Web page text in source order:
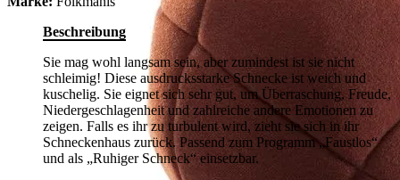
Beschreibung
Sie mag wohl langsam sein, aber zumindest ist sie nicht
schleimig! Diese ausdrucksstarke Schnecke ist weich und
kuschelig. Sie eignet sich sehr gut, um Überraschung, Freude,
Niedergeschlagenheit und zahlreiche andere Emotionen zu
zeigen. Falls es ihr zu turbulent wird, zieht sie sich in ihr
Schneckenhaus zurück. Passend zum Programm „Faustlos“
und als „Ruhiger Schneck“ einsetzbar.